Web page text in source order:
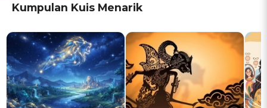
Kumpulan Kuis Menarik